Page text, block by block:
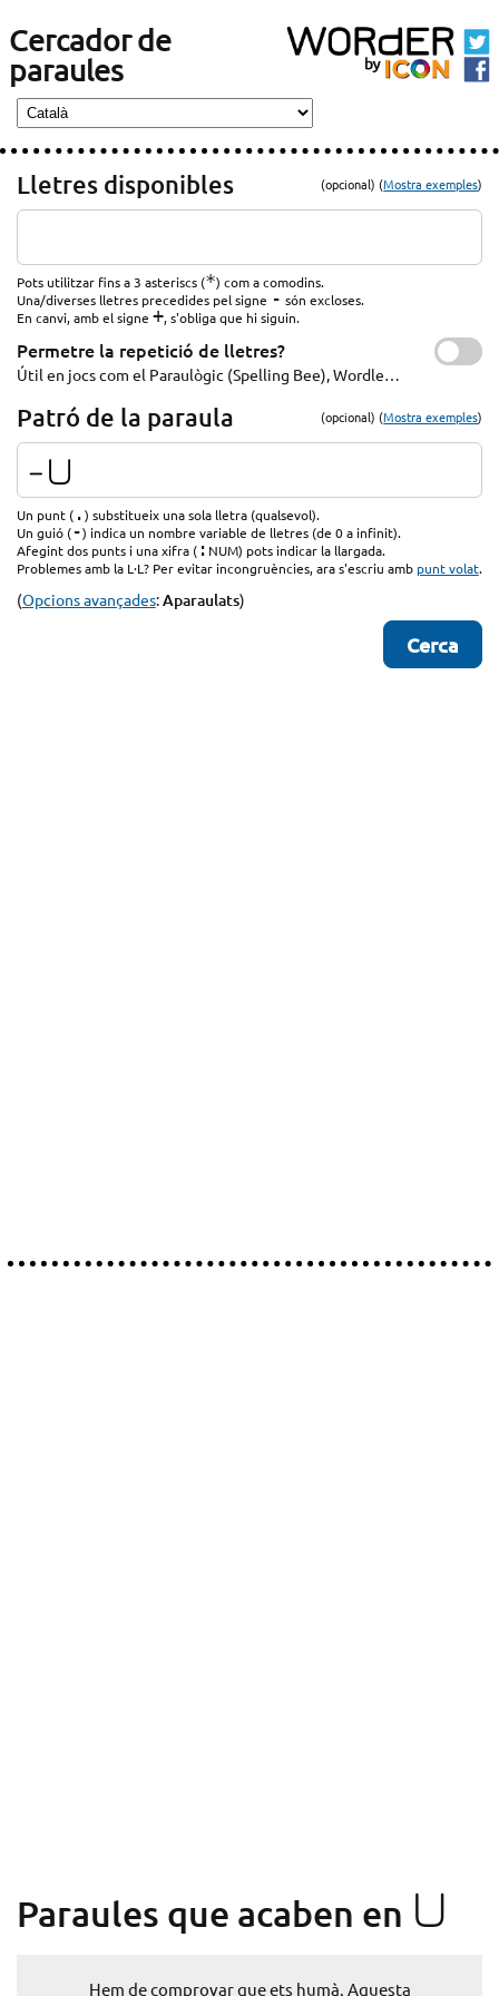
Cercador de
paraules
Lletres disponibles (opcional) (Mostra exemples)
Pots utilitzar fins a 3 asteriscs (*) com a comodins.
Una/diverses lletres precedides pel signe - són excloses.
En canvi, amb el signe +, s'obliga que hi siguin.
Permetre la repetició de lletres?
Útil en jocs com el Paraulògic (Spelling Bee), Wordle…
Patró de la paraula (opcional) (Mostra exemples)
Un punt (.) substitueix una sola lletra (qualsevol).
Un guió (-) indica un nombre variable de lletres (de 0 a infinit).
Afegint dos punts i una xifra (: NUM) pots indicar la llargada.
Problemes amb la L·L? Per evitar incongruències, ara s'escriu amb punt volat.
(Opcions avançades:Aparaulats)
Paraules que acaben en U
Hem de comprovar que ets humà. Aquesta